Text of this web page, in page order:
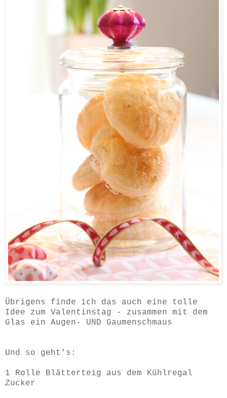
Übrigens finde ich das auch eine tolle
Idee zum Valentinstag - zusammen mit dem
Glas ein Augen- UND Gaumenschmaus
Und so geht's:
1 Rolle Blätterteig aus dem Kühlregal
Zucker